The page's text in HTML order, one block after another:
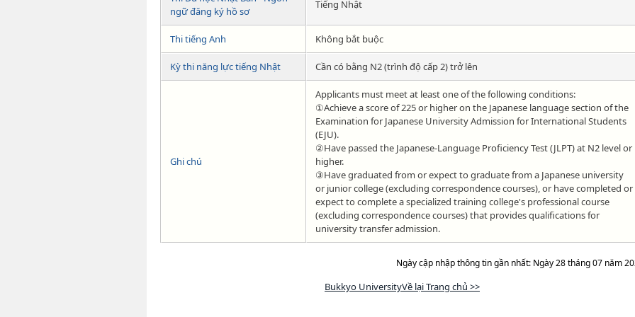
ngữ đăng ký hồ sơ
Tiếng Nhật
Thi tiếng Anh Không bắt buộc
Kỳ thi năng lực tiếng Nhật Cần có bằng N2 (trình độ cấp 2) trở lên
Ghi chú
Applicants must meet at least one of the following conditions:
①Achieve a score of 225 or higher on the Japanese language section of the
Examination for Japanese University Admission for International Students
(EJU).
②Have passed the Japanese-Language Proficiency Test (JLPT) at N2 level or
higher.
③Have graduated from or expect to graduate from a Japanese university
or junior college (excluding correspondence courses), or have completed or
expect to complete a specialized training college's professional course
(excluding correspondence courses) that provides qualifications for
university transfer admission.
Ngày cập nhập thông tin gần nhất: Ngày 28 tháng 07 năm
Bukkyo UniversityVề lại Trang chủ >>